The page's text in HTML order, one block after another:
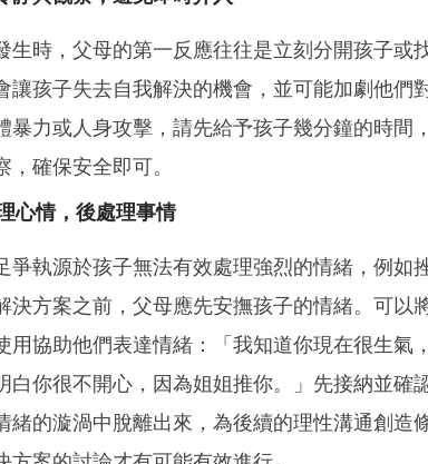
生時，父母的第一反應往往是立刻分開孩子或
讓孩子失去自我解決的機會，並可能加劇他們
暴力或人身攻擊，請先給予孩子幾分鐘的時間
，確保安全即可。
心情，後處理事情
爭執源於孩子無法有效處理強烈的情緒，例如
決方案之前，父母應先安撫孩子的情緒。可以
用協助他們表達情緒：「我知道你現在很生氣
白你很不開心，因為姐姐推你。」先接納並確
緒的漩渦中脫離出來，為後續的理性溝通創造